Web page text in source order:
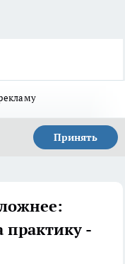
Принять
практику -